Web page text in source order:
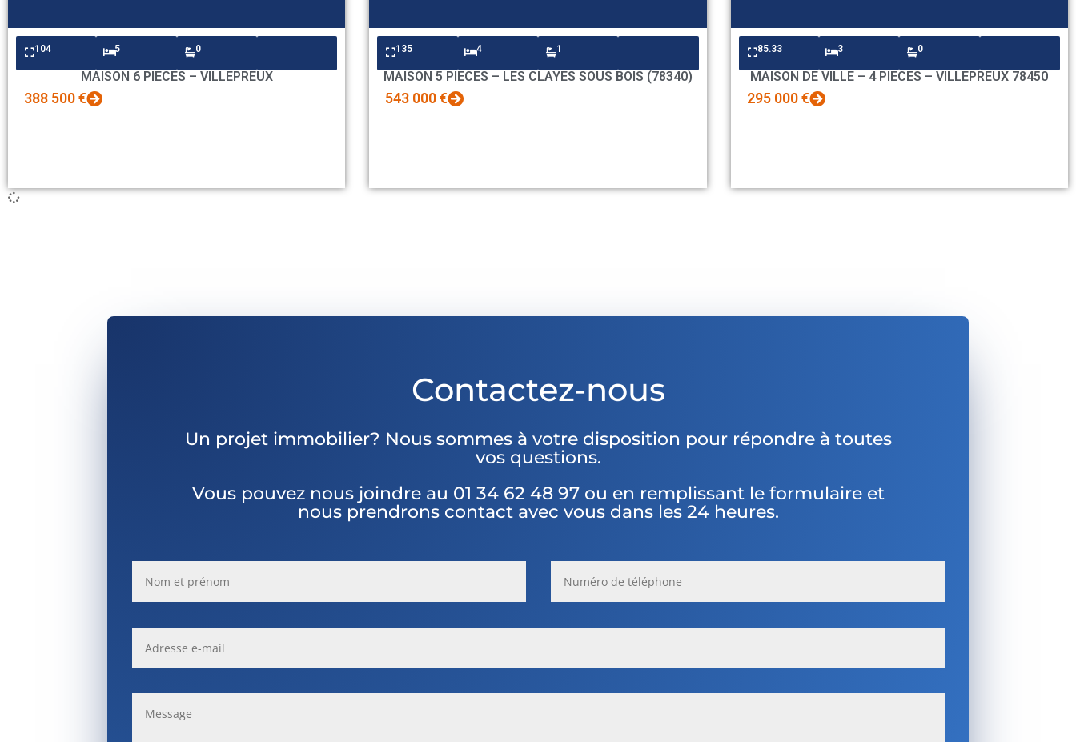
104 5 0
MAISON 6 PIECES – VILLEPREUX
388 500 €
135 4 1
MAISON 5 PIECES – LES CLAYES SOUS BOIS (78340)
543 000 €
85.33 3 0
MAISON DE VILLE – 4 PIECES – VILLEPREUX 78450
295 000 €
Contactez-nous
Un projet immobilier? Nous sommes à votre disposition pour répondre à toutes
vos questions.
Vous pouvez nous joindre au 01 34 62 48 97 ou en remplissant le formulaire et
nous prendrons contact avec vous dans les 24 heures.